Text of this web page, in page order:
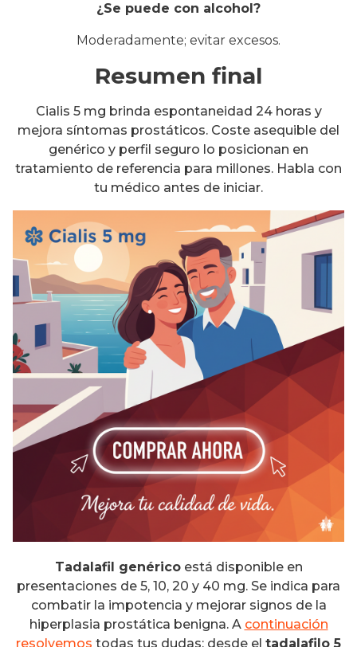
¿Se puede con alcohol?
Moderadamente; evitar excesos.
Resumen final
Cialis 5 mg brinda espontaneidad 24 horas y
mejora síntomas prostáticos. Coste asequible del
genérico y perfil seguro lo posicionan en
tratamiento de referencia para millones. Habla con
tu médico antes de iniciar.
Tadalafil genéricoestá disponible en
presentaciones de 5, 10, 20 y 40 mg. Se indica para
combatir la impotencia y mejorar signos de la
hiperplasia prostática benigna. A continuación
resolvemos todas tus dudas: desde el tadalafilo 5